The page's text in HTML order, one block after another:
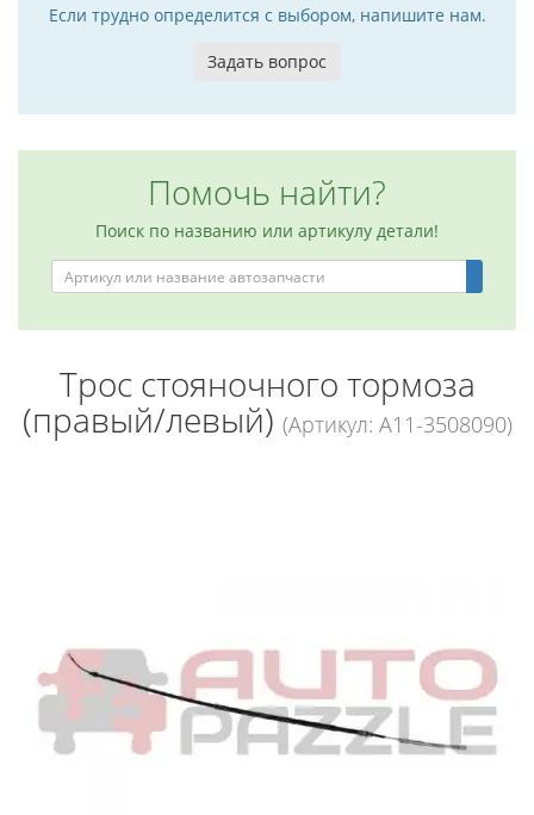
Если трудно определится с выбором, напишите нам.
Задать вопрос
Помочь найти?
Поиск по названию или артикулу детали!
Трос стояночного тормоза
(правый/левый) (Артикул: A11-3508090)